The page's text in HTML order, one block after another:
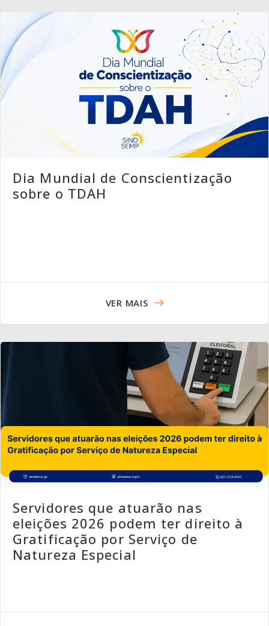
Dia Mundial de Conscientização
sobre o TDAH
VER MAIS
Servidores que atuarão nas
eleições 2026 podem ter direito à
Gratificação por Serviço de
Natureza Especial